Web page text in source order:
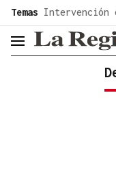
common.go-to-content
Temas Intervención
header.menu.open